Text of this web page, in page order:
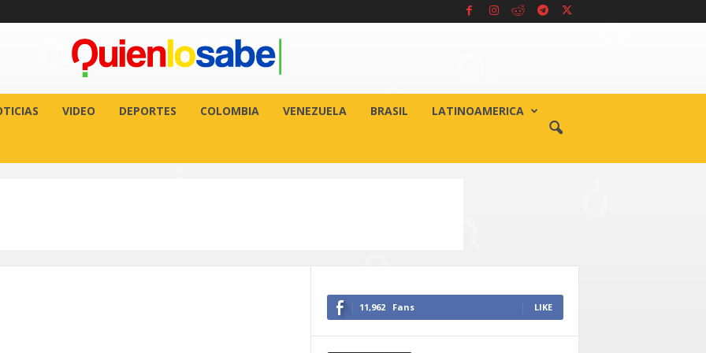
VIDEO DEPORTES COLOMBIA VENEZUELA BRASIL LATINOAMERICA
11,962 Fans LIKE